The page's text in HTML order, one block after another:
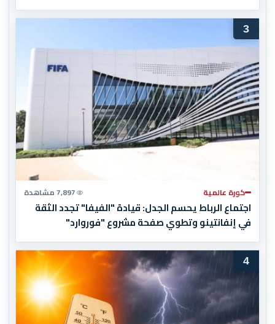
3
كورة عالمية 7,897 مشاهدة
اجتماع الرباط يحسم الجدل: قيادة "الفيفا" تجدد الثقة
في إنفانتينو وتطوي صفحة مشروع "فوروارد"
4